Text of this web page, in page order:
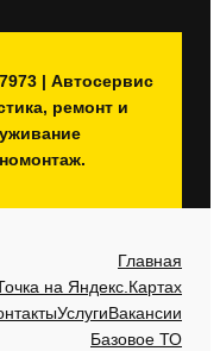
| Автосервис
ремонт и
Главная
на Яндекс.Картах
УслугиВакансии
Базовое ТО